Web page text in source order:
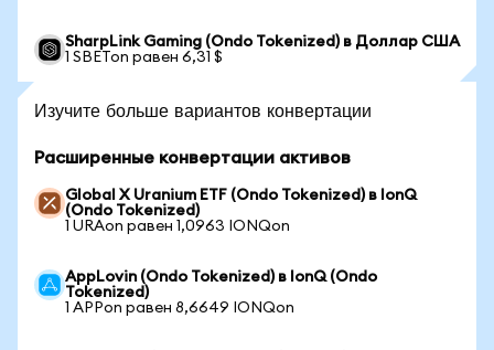
SharpLink Gaming (Ondo Tokenized) в Доллар США
1 SBETon равен 6,31 $
Изучите больше вариантов конвертации
Расширенные конвертации активов
Global X Uranium ETF (Ondo Tokenized) в IonQ
(Ondo Tokenized)
1 URAon равен 1,0963 IONQon
AppLovin (Ondo Tokenized) в IonQ (Ondo
Tokenized)
1 APPon равен 8,6649 IONQon